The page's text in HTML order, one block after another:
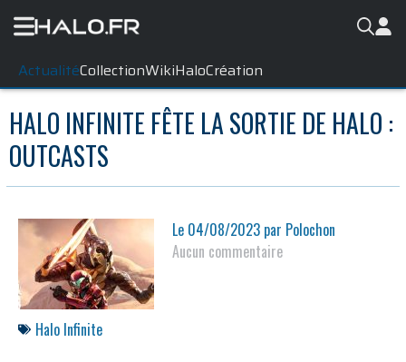
ActualitéCollectionWikiHaloCréation
HALO INFINITE FÊTE LA SORTIE DE HALO :
OUTCASTS
Le 04/08/2023 par Polochon
Aucun commentaire
Halo Infinite